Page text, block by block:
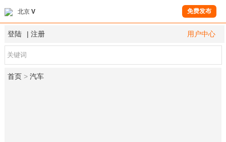
北京 V 免费发布
登陆 | 注册 用户中心
首页> 汽车